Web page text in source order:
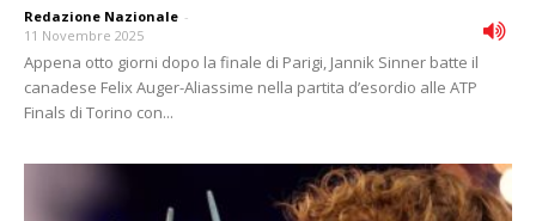
Redazione Nazionale -
11 Novembre 2025
Appena otto giorni dopo la finale di Parigi, Jannik Sinner batte il
canadese Felix Auger-Aliassime nella partita d’esordio alle ATP
Finals di Torino con...